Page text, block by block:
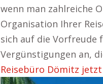
wenn man zahlreiche
Organisation Ihrer
sich auf die Vorfreude
Vergünstigungen an,
Reisebüro Dömitz